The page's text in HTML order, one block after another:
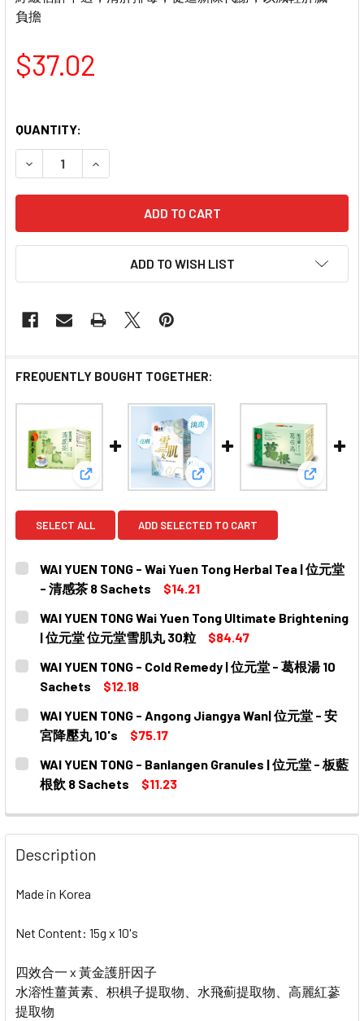
負擔
$37.02
QUANTITY:
DECREASE QUANTITY OF WAI YUEN TONG - LIVER
INCREASE QUANTITY OF WAI YUEN TONG -
ADD TO WISH LIST
FREQUENTLY BOUGHT TOGETHER:
View: WAI YUEN TONG - Wai Yuen Tong Herbal
View: WAI YUEN TONG Wai
View:
SELECT ALL ADD SELECTED TO CART
WAI YUEN TONG - Wai Yuen Tong Herbal Tea | 位元堂
- 清感茶 8 Sachets
$14.21
CURRENT
STOCK:
QUANTITY:
DECREASE QUANTITY OF WAI YUEN TONG - WAI YUEN
INCREASE QUANTITY OF WAI YUEN TONG -
WAI YUEN TONG Wai Yuen Tong Ultimate Brightening
| 位元堂 位元堂雪肌丸 30粒
$84.47
CURRENT
STOCK:
QUANTITY:
DECREASE QUANTITY OF WAI YUEN TONG WAI YUEN
INCREASE QUANTITY OF WAI YUEN TONG WAI
WAI YUEN TONG - Cold Remedy | 位元堂 - 葛根湯 10
Sachets
$12.18
CURRENT
STOCK:
QUANTITY:
DECREASE QUANTITY OF WAI YUEN TONG - COLD
INCREASE QUANTITY OF WAI YUEN TONG -
WAI YUEN TONG - Angong Jiangya Wan| 位元堂 - 安
宮降壓丸 10's
$75.17
CURRENT
STOCK:
QUANTITY:
DECREASE QUANTITY OF WAI YUEN TONG - ANGONG
INCREASE QUANTITY OF WAI YUEN TONG -
WAI YUEN TONG - Banlangen Granules | 位元堂 - 板藍
根飲 8 Sachets
$11.23
Description
Made in Korea
Net Content: 15g x 10's
四效合一 x 黃金護肝因子
水溶性薑黃素、枳椇子提取物、水飛薊提取物、高麗紅蔘
提取物